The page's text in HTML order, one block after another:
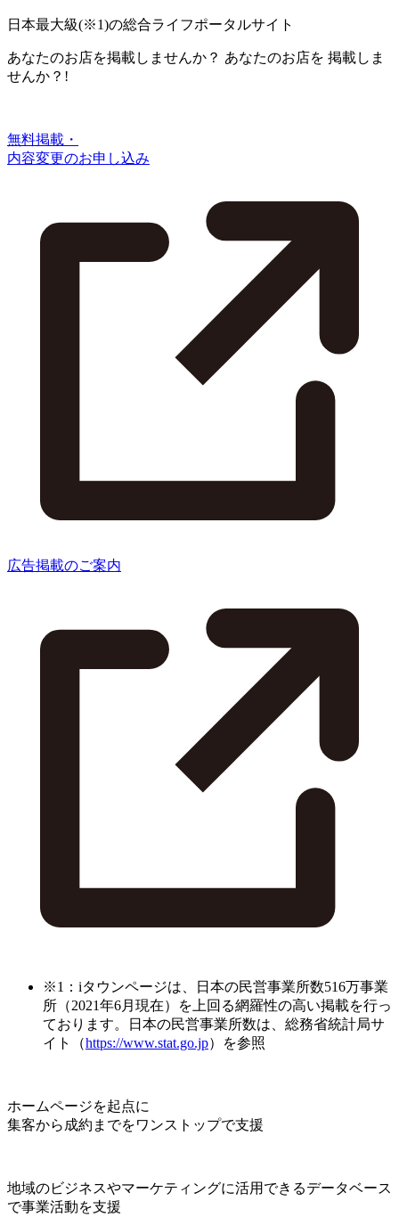
日本最大級(※1)の総合ライフポータルサイト
あなたのお店を掲載しませんか？ あなたのお店を 掲載しま
せんか？!
無料掲載・
内容変更のお申し込み
広告掲載のご案内
※1：iタウンページは、日本の民営事業所数516万事業
所（2021年6月現在）を上回る網羅性の高い掲載を行っ
ております。日本の民営事業所数は、総務省統計局サ
イト（https://www.stat.go.jp）を参照
ホームページを起点に
集客から成約までをワンストップで支援
地域のビジネスやマーケティングに活用できるデータベース
で事業活動を支援